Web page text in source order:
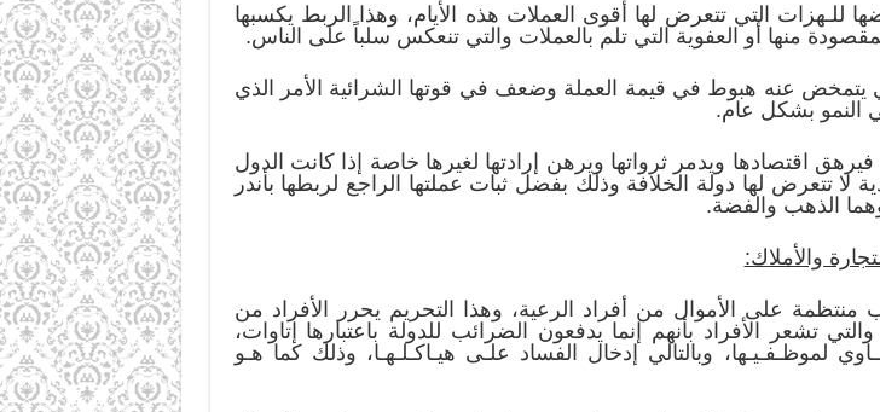
التي تتعرض لها أقوى العملات هذه الأيام، وهذا الربط يكسبها
منها أو العفوية التي تلم بالعملات والتي تنعكس سلباً على الناس.
يتمخض عنه هبوط في قيمة العملة وضعف في قوتها الشرائية الأمر الذي
النمو بشكل عام.
اقتصادها ويدمر ثرواتها ويرهن إرادتها لغيرها خاصة إذا كانت الدول
تتعرض لها دولة الخلافة وذلك بفضل ثبات عملتها الراجع لربطها بأندر
الذهب والفضة.
والأملاك:
على الأموال من أفراد الرعية، وهذا التحريم يحرر الأفراد من
تشعر الأفراد بأنهم إنما يدفعون الضرائب للدولة باعتبارها إتاوات،
لموظـفـيـها، وبالتالي إدخال الفساد علـى هيـاكـلـهـا، وذلك كما هـو